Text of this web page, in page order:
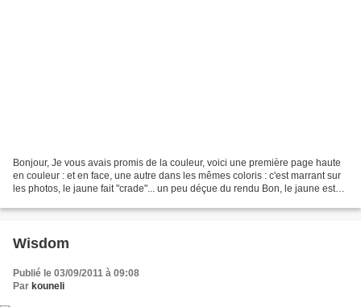
Bonjour, Je vous avais promis de la couleur, voici une première page haute
en couleur : et en face, une autre dans les mêmes coloris : c'est marrant sur
les photos, le jaune fait "crade"... un peu déçue du rendu Bon, le jaune est
Wisdom
Publié le 03/09/2011 à 09:08
Par kouneli